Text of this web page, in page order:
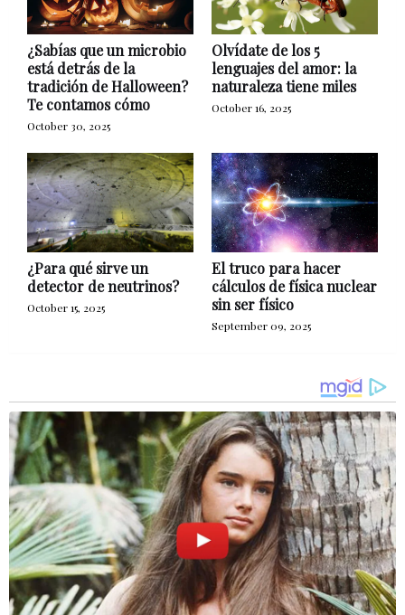
¿Sabías que un microbio
está detrás de la
tradición de Halloween?
Te contamos cómo
October 30, 2025
Olvídate de los 5
lenguajes del amor: la
naturaleza tiene miles
October 16, 2025
¿Para qué sirve un
detector de neutrinos?
October 15, 2025
El truco para hacer
cálculos de física nuclear
sin ser físico
September 09, 2025